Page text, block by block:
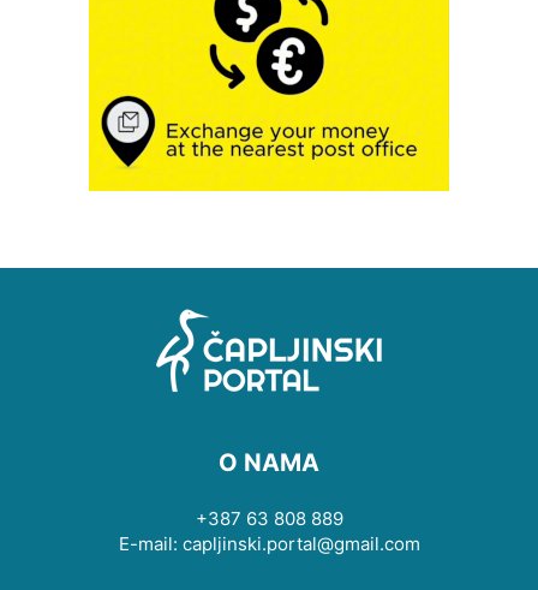
O NAMA
+387 63 808 889
E-mail: capljinski.portal@gmail.com